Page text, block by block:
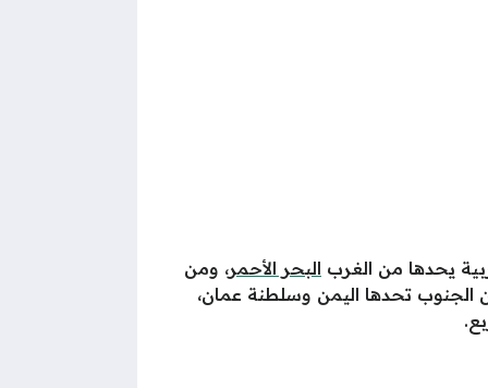
يحدها من الغرب البحر الأحمر، ومن
الجنوب تحدها اليمن وسلطنة عمان،